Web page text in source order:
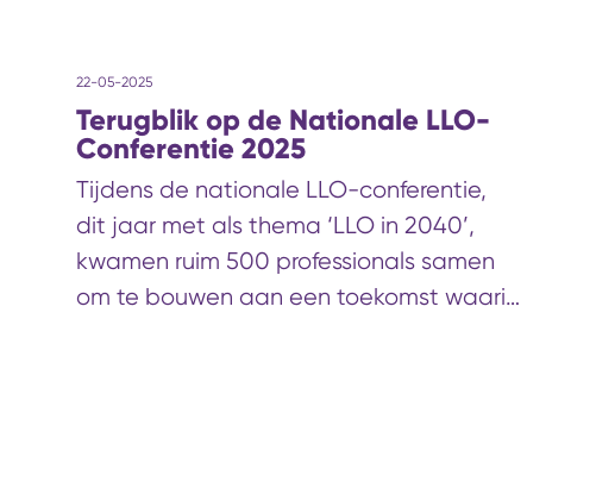
22-05-2025
Terugblik op de Nationale LLO-
Conferentie 2025
Tijdens de nationale LLO-conferentie,
dit jaar met als thema ‘LLO in 2040’,
kwamen ruim 500 professionals samen
om te bouwen aan een toekomst waarin